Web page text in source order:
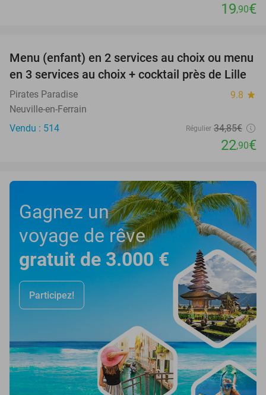
19,90€
34%
Menu (enfant) en 2 services au choix ou menu
en 3 services au choix + cocktail près de Lille
Pirates Paradise 9.8 star
Neuville-en-Ferrain
Vendu : 514
Régulier 34,85€
22,90€
Gagnez un
voyage de rêve
gratuit de 3.000 €
Participez!